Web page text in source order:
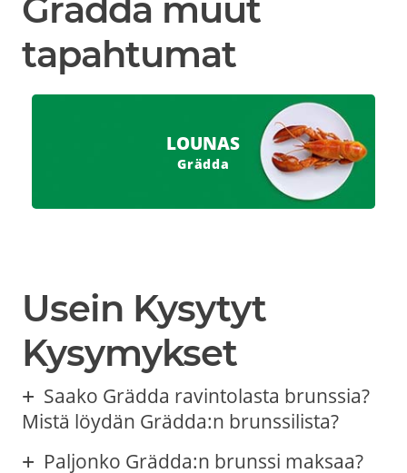
Grädda muut
tapahtumat
LOUNAS
Grädda
Usein Kysytyt
Kysymykset
Saako Grädda ravintolasta brunssia?
Mistä löydän Grädda:n brunssilista?
Paljonko Grädda:n brunssi maksaa?